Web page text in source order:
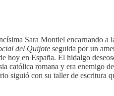
Sara Montiel encarnando a
del Quijote seguida por un
hoy en España. El hidalgo
católica romana y era enemigo
siguió con su taller de